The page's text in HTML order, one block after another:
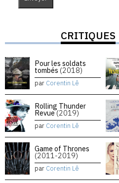
CRITIQUES
Pour les soldats
tombés (2018)
par Corentin Lê
Rolling Thunder
Revue(2019)
par Corentin Lê
Game of Thrones
(2011-2019)
par Corentin Lê